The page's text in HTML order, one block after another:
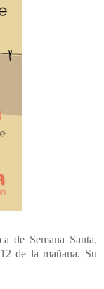
de Semana Santa.
de la mañana. Su